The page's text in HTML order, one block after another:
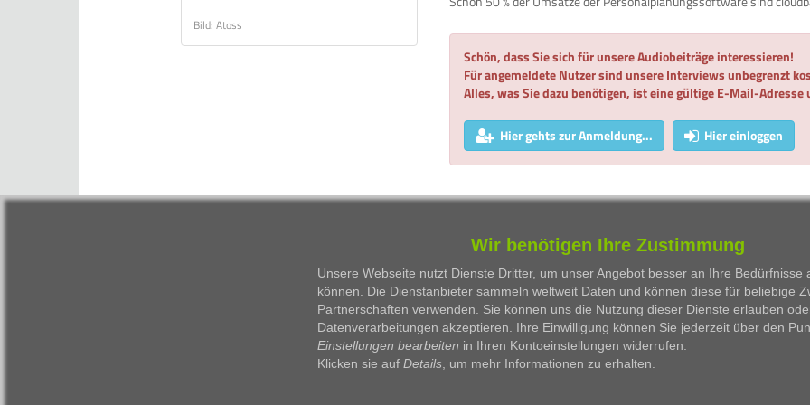
Bild: Atoss
Schön, dass Sie sich für unsere Audiobeiträge interessieren!
Für angemeldete Nutzer sind unsere Interviews unbegrenzt
Alles, was Sie dazu benötigen, ist eine gültige E-Mail-Adresse
Hier gehts zur Anmeldung... Hier einloggen
WKN
Bezeichnung
510440
ATOSS SOFTWARE AG
Wir benötigen Ihre Zustimmung
Unsere Webseite nutzt Dienste Dritter, um unser Angebot besser an Ihre Bedürfnisse
können. Die Dienstanbieter sammeln weltweit Daten und können diese für beliebige
Partnerschaften verwenden. Sie können uns die Nutzung dieser Dienste erlauben
Datenverarbeitungen akzeptieren. Ihre Einwilligung können Sie jederzeit über den
Einstellungen bearbeiten in Ihren Kontoeinstellungen widerrufen.
Klicken sie auf Details , um mehr Informationen zu erhalten.